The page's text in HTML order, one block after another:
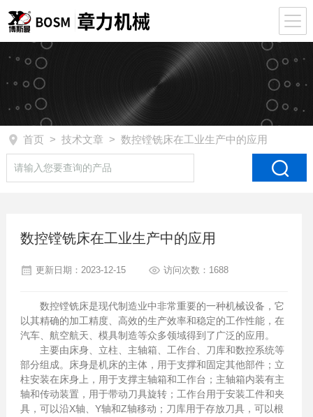
首页 > 技术文章 > 数控镗铣床在工业生产中的应用
数控镗铣床在工业生产中的应用
更新日期：2023-12-15 访问次数：1688
数控镗铣床是现代制造业中非常重要的一种机械设备，它
以其精确的加工精度、高效的生产效率和稳定的工作性能，在
汽车、航空航天、模具制造等众多领域得到了广泛的应用。
主要由床身、立柱、主轴箱、工作台、刀库和数控系统等
部分组成。床身是机床的主体，用于支撑和固定其他部件；立
柱安装在床身上，用于支撑主轴箱和工作台；主轴箱内装有主
轴和传动装置，用于带动刀具旋转；工作台用于安装工件和夹
具，可以沿X轴、Y轴和Z轴移动；刀库用于存放刀具，可以根